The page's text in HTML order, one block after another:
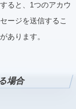
ると、1つのアカウ
ージを送信するこ
あります。
場合